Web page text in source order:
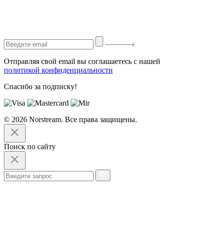
Отправляя свой email вы соглашаетесь с нашей
политикой конфиденциальности
Спасибо за подписку!
© 2026 Norstream. Все права защищены.
Поиск по сайту